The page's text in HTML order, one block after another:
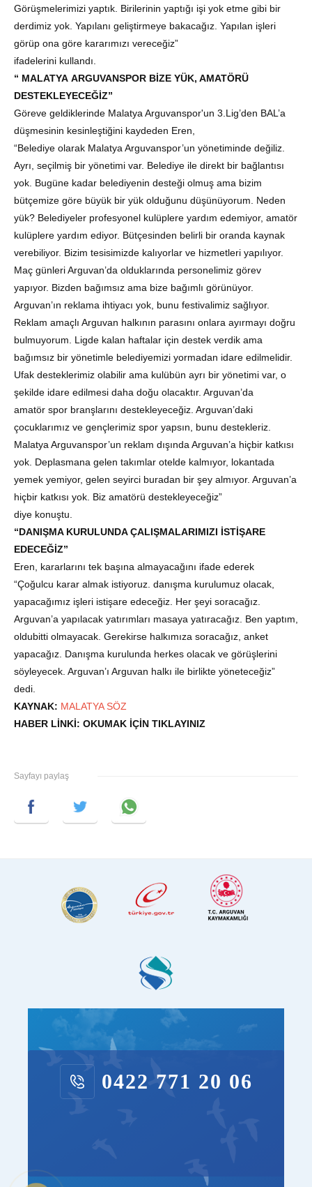
Görüşmelerimizi yaptık. Birilerinin yaptığı işi yok etme gibi bir
derdimiz yok. Yapılanı geliştirmeye bakacağız. Yapılan işleri
görüp ona göre kararımızı vereceğiz”
ifadelerini kullandı.
“ MALATYA ARGUVANSPOR BİZE YÜK, AMATÖRÜ
DESTEKLEYECEĞİZ”
Göreve geldiklerinde Malatya Arguvanspor'un 3.Lig’den BAL’a
düşmesinin kesinleştiğini kaydeden Eren,
“Belediye olarak Malatya Arguvanspor’un yönetiminde değiliz.
Ayrı, seçilmiş bir yönetimi var. Belediye ile direkt bir bağlantısı
yok. Bugüne kadar belediyenin desteği olmuş ama bizim
bütçemize göre büyük bir yük olduğunu düşünüyorum. Neden
yük? Belediyeler profesyonel kulüplere yardım edemiyor, amatör
kulüplere yardım ediyor. Bütçesinden belirli bir oranda kaynak
verebiliyor. Bizim tesisimizde kalıyorlar ve hizmetleri yapılıyor.
Maç günleri Arguvan’da olduklarında personelimiz görev
yapıyor. Bizden bağımsız ama bize bağımlı görünüyor.
Arguvan’ın reklama ihtiyacı yok, bunu festivalimiz sağlıyor.
Reklam amaçlı Arguvan halkının parasını onlara ayırmayı doğru
bulmuyorum. Ligde kalan haftalar için destek verdik ama
bağımsız bir yönetimle belediyemizi yormadan idare edilmelidir.
Ufak desteklerimiz olabilir ama kulübün ayrı bir yönetimi var, o
şekilde idare edilmesi daha doğu olacaktır. Arguvan’da
amatör spor branşlarını destekleyeceğiz. Arguvan’daki
çocuklarımız ve gençlerimiz spor yapsın, bunu destekleriz.
Malatya Arguvanspor’un reklam dışında Arguvan’a hiçbir katkısı
yok. Deplasmana gelen takımlar otelde kalmıyor, lokantada
yemek yemiyor, gelen seyirci buradan bir şey almıyor. Arguvan’a
hiçbir katkısı yok. Biz amatörü destekleyeceğiz”
diye konuştu.
“DANIŞMA KURULUNDA ÇALIŞMALARIMIZI İSTİŞARE
EDECEĞİZ”
Eren, kararlarını tek başına almayacağını ifade ederek
“Çoğulcu karar almak istiyoruz. danışma kurulumuz olacak,
yapacağımız işleri istişare edeceğiz. Her şeyi soracağız.
Arguvan’a yapılacak yatırımları masaya yatıracağız. Ben yaptım,
oldubitti olmayacak. Gerekirse halkımıza soracağız, anket
yapacağız. Danışma kurulunda herkes olacak ve görüşlerini
söyleyecek. Arguvan’ı Arguvan halkı ile birlikte yöneteceğiz”
dedi.
KAYNAK: MALATYA SÖZ
HABER LİNKİ: OKUMAK İÇİN TIKLAYINIZ
Sayfayı paylaş
0422 771 20 06